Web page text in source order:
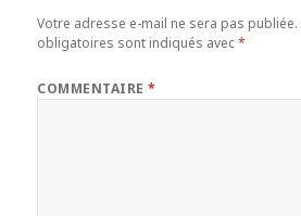
Votre adresse e-mail ne sera pas publiée.
obligatoires sont indiqués avec*
COMMENTAIRE*